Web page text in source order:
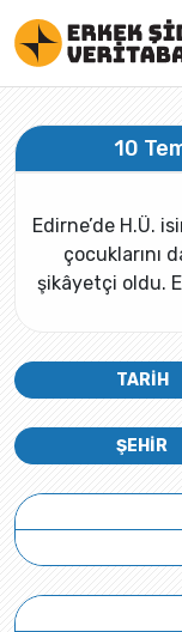
10
Edirne’de H.Ü.
çocuklarını
şikâyetçi oldu.
TARİH
ŞEHİR